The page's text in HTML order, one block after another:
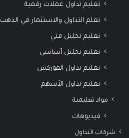
تعليم تداول عملات رقمية
تعلم التداول والاستثمار في الذهب
تعليم تحليل فني
تعليم تحليل أساسي
تعليم تداول الفوركس
تعليم تداول الأسهم
مواد تعليمية
فيديوهات
شركات التداول